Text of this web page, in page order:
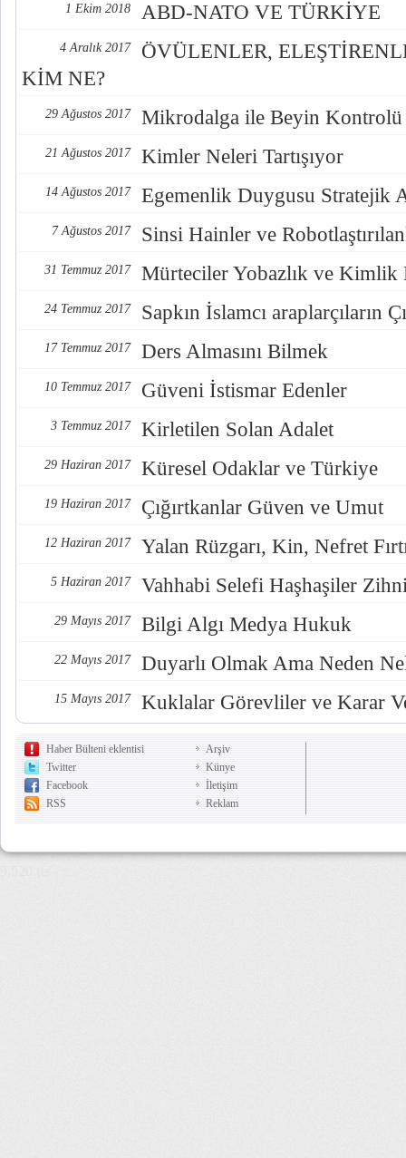
1 Ekim 2018 ABD-NATO VE TÜRKİYE
4 Aralık 2017
ÖVÜLENLER,
KİM NE?
29 Ağustos 2017 Mikrodalga ile Beyin Kontrolü
21 Ağustos 2017 Kimler Neleri Tartışıyor
14 Ağustos 2017 Egemenlik Duygusu Stratejik
7 Ağustos 2017 Sinsi Hainler ve
31 Temmuz 2017 Mürteciler Yobazlık ve Kimlik
24 Temmuz 2017 Sapkın İslamcı araplarçıların
17 Temmuz 2017 Ders Almasını Bilmek
10 Temmuz 2017 Güveni İstismar Edenler
3 Temmuz 2017 Kirletilen Solan Adalet
29 Haziran 2017 Küresel Odaklar ve Türkiye
19 Haziran 2017 Çığırtkanlar Güven ve Umut
12 Haziran 2017 Yalan Rüzgarı, Kin, Nefret
5 Haziran 2017 Vahhabi Selefi Haşhaşiler
29 Mayıs 2017 Bilgi Algı Medya Hukuk
22 Mayıs 2017 Duyarlı Olmak Ama Neden
15 Mayıs 2017 Kuklalar Görevliler ve Karar
Haber Bülteni eklentisi
Twitter
Facebook
RSS
Arşiv
Künye
İletişim
Reklam